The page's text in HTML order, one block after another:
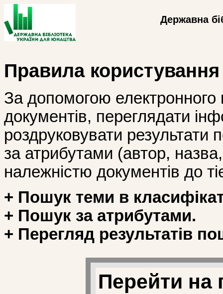
Державна
Правила
За допомогою
документів, переглядати
роздруковувати
за атрибутами (автор, назва,
належністю документів до
+ Пошук теми в
+ Пошук за атрибутами.
+ Перегляд результатів
Перейти на